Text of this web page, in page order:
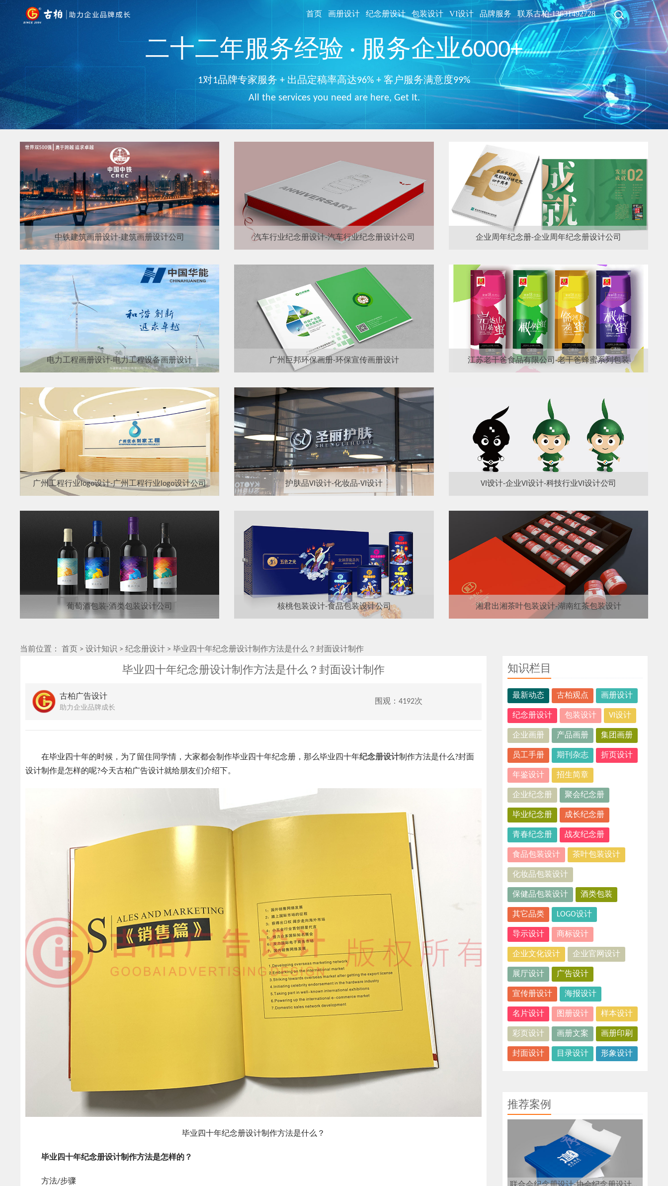
首页 画册设计 纪念册设计 包装设计 VI设计 品牌服务 联系古柏-13631492728
二十二年服务经验 · 服务企业6000+
1对1品牌专家服务 + 出品定稿率高达96% + 客户服务满意度99%
All the services you need are here, Get It.
中铁建筑画册设计-建筑画册设计公司 汽车行业纪念册设计-汽车行业纪念册设计公司 企业周年纪念册-企业周年纪念册设计公司
电力工程画册设计-电力工程设备画册设计 广州巨邦环保画册-环保宣传画册设计 江苏老干爸食品有限公司-老干爸蜂蜜系列包装
广州工程行业logo设计-广州工程行业logo设计公司 护肤品VI设计-化妆品-VI设计 VI设计-企业VI设计-科技行业VI设计公司
葡萄酒包装-酒类包装设计公司 核桃包装设计-食品包装设计公司 湘君出湘茶叶包装设计-湖南红茶包装设计
当前位置： 首页 >设计知识 >纪念册设计 >毕业四十年纪念册设计制作方法是什么？封面设计制作
毕业四十年纪念册设计制作方法是什么？封面设计制作
古柏广告设计
助力企业品牌成长
围观：4192次
在毕业四十年的时候，为了留住同学情，大家都会制作毕业四十年纪念册，那么毕业四十年纪念册设计制作方法是什么?封面
设计制作是怎样的呢?今天古柏广告设计就给朋友们介绍下。
毕业四十年纪念册设计制作方法是什么？
毕业四十年纪念册设计制作方法是怎样的？
方法/步骤
知识栏目
最新动态 古柏观点 画册设计
纪念册设计 包装设计 VI设计
企业画册 产品画册 集团画册
员工手册 期刊杂志 折页设计
年鉴设计 招生简章
企业纪念册 聚会纪念册
毕业纪念册 成长纪念册
青春纪念册 战友纪念册
食品包装设计 茶叶包装设计
化妆品包装设计
保健品包装设计 酒类包装
其它品类 LOGO设计
导示设计 商标设计
企业文化设计 企业官网设计
展厅设计 广告设计
宣传册设计 海报设计
名片设计 图册设计 样本设计
彩页设计 画册文案 画册印刷
封面设计 目录设计 形象设计
推荐案例